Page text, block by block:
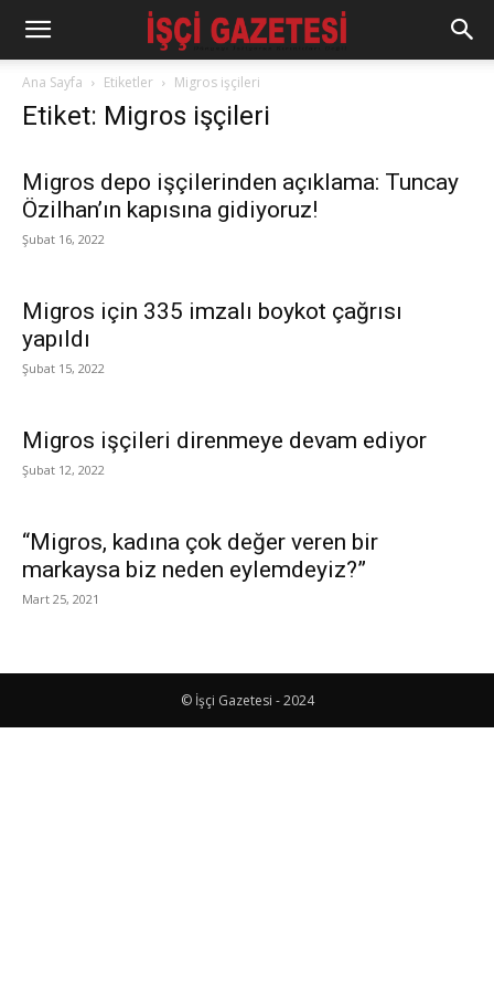
Ana Sayfa Etiketler Migros işçileri
Etiket: Migros işçileri
Migros depo işçilerinden açıklama: Tuncay
Özilhan’ın kapısına gidiyoruz!
Şubat 16, 2022
Migros için 335 imzalı boykot çağrısı
yapıldı
Şubat 15, 2022
Migros işçileri direnmeye devam ediyor
Şubat 12, 2022
“Migros, kadına çok değer veren bir
markaysa biz neden eylemdeyiz?”
Mart 25, 2021
© İşçi Gazetesi - 2024